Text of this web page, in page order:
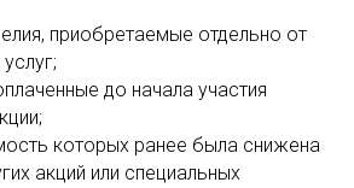
приобретаемые отдельно от
до начала участия
которых ранее была снижена
акций или специальных